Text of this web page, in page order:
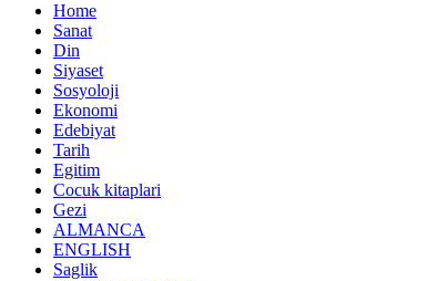
Home
Sanat
Din
Siyaset
Sosyoloji
Ekonomi
Edebiyat
Tarih
Egitim
Cocuk kitaplari
Gezi
ALMANCA
ENGLISH
Saglik